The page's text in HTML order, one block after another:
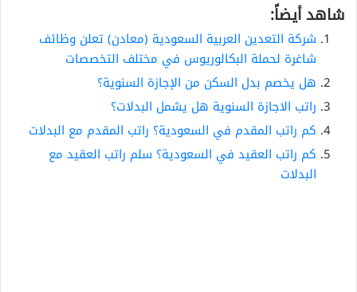
شاهد أيضاً:
شركة التعدين العربية السعودية (معادن) تعلن وظائف
شاغرة لحملة البكالوريوس في مختلف التخصصات
هل يخصم بدل السكن من الإجازة السنوية؟
راتب الاجازة السنوية هل يشمل البدلات؟
كم راتب المقدم في السعودية؟ راتب المقدم مع البدلات
كم راتب العقيد في السعودية؟ سلم راتب العقيد مع
البدلات